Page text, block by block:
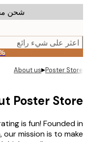
شحن مجاني
على شيء رائع
Poster
▸
About us
Poster
is fun!
our mission is to